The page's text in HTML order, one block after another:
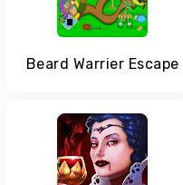
Beard Warrier Escape